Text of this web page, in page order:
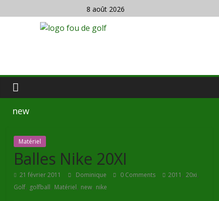
8 août 2026
new
Matériel
Balles Nike 20XI
21 février 2011 Dominique 0 Comments 2011 ,20xi,
Golf, golfball, Matériel, new, nike